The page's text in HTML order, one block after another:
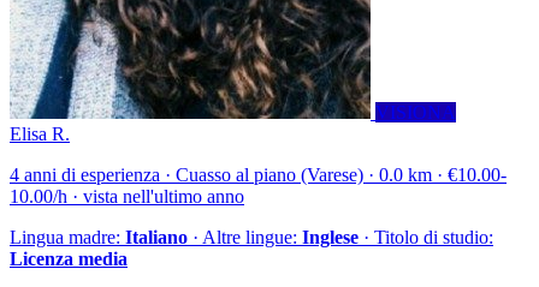
VISIONA
Elisa R.
4 anni di esperienza · Cuasso al piano (Varese) · 0.0 km · €10.00-
10.00/h · vista nell'ultimo anno
Lingua madre: Italiano · Altre lingue: Inglese · Titolo di studio:
Licenza media